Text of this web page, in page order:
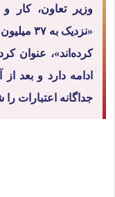
وزیر تعاون، کار
«نزدیک
ادامه دارد و بعد
جداگانه اعتبارات